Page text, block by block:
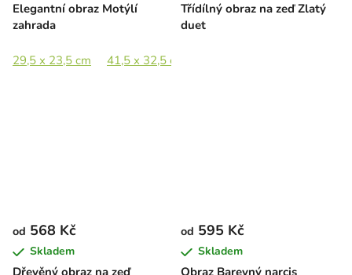
Elegantní obraz Motýlí
zahrada
29,5 x 23,5 cm 41,5 x 32,5 cm
Třídílný obraz na zeď Zlatý
duet
od 568 Kč
Skladem
od 595 Kč
Skladem